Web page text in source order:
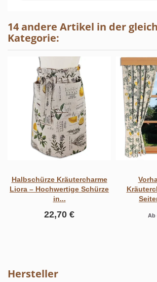
14 andere Artikel in der
Kategorie:
Halbschürze Kräutercharme
Liora – Hochwertige Schürze
in...
22,70 € Ab
Hersteller